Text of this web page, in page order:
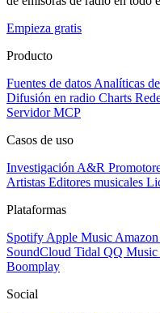
Empieza gratis
Producto
Fuentes de datos Analíticas
Difusión en radio Charts
Servidor MCP
Casos de uso
Investigación A&R
Artistas Editores musicales
Plataformas
Spotify Apple Music
SoundCloud Tidal QQ Music
Boomplay
Social